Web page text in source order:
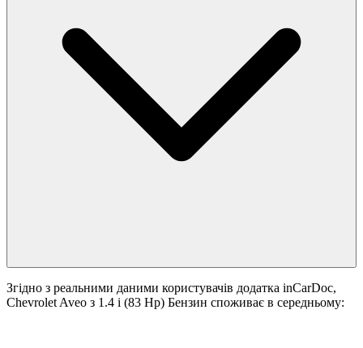
Згідно з реальними даними користувачів додатка inCarDoc,
Chevrolet Aveo з 1.4 i (83 Hp) Бензин споживає в середньому: